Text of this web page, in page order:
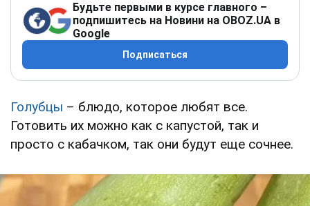
Будьте первыми в курсе главного –
подпишитесь на Новини на OBOZ.UA в
Google
Подписаться
Голубцы – блюдо, которое любят все.
Готовить их можно как с капустой, так и
просто с кабачком, так они будут еще сочнее.